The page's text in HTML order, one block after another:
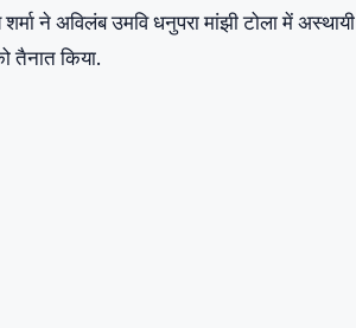
ने अविलंब उमवि धनुपरा मांझी टोला में अस्थायी
तैनात किया.